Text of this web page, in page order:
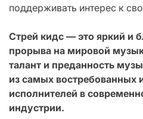
поддерживать интерес к
Стрей кидс — это яркий и
прорыва на мировой
талант и преданность
из самых востребованных
исполнителей в
индустрии.